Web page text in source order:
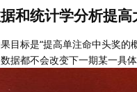
和统计学分析提
目标是“提高单注命中头奖
据都不会改变下一期某一具